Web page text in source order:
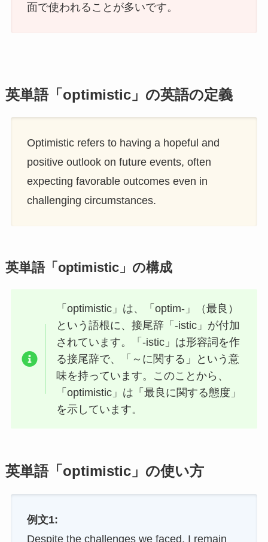
面で使われることが多いです。
英単語「optimistic」の英語の定義
Optimistic refers to having a hopeful and
positive outlook on future events, often
expecting favorable outcomes even in
challenging circumstances.
英単語「optimistic」の構成
「optimistic」は、「optim-」（最良）
という語根に、接尾辞「-istic」が付加
されています。「-istic」は形容詞を作
る接尾辞で、「～に関する」という意
味を持っています。このことから、
「optimistic」は「最良に関する態度」
を示しています。
英単語「optimistic」の使い方
例文1:
Despite the challenges we faced, I remain